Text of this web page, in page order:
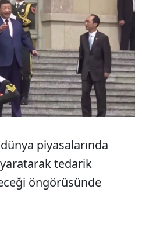
piyasalarında
tedarik
öngörüsünde